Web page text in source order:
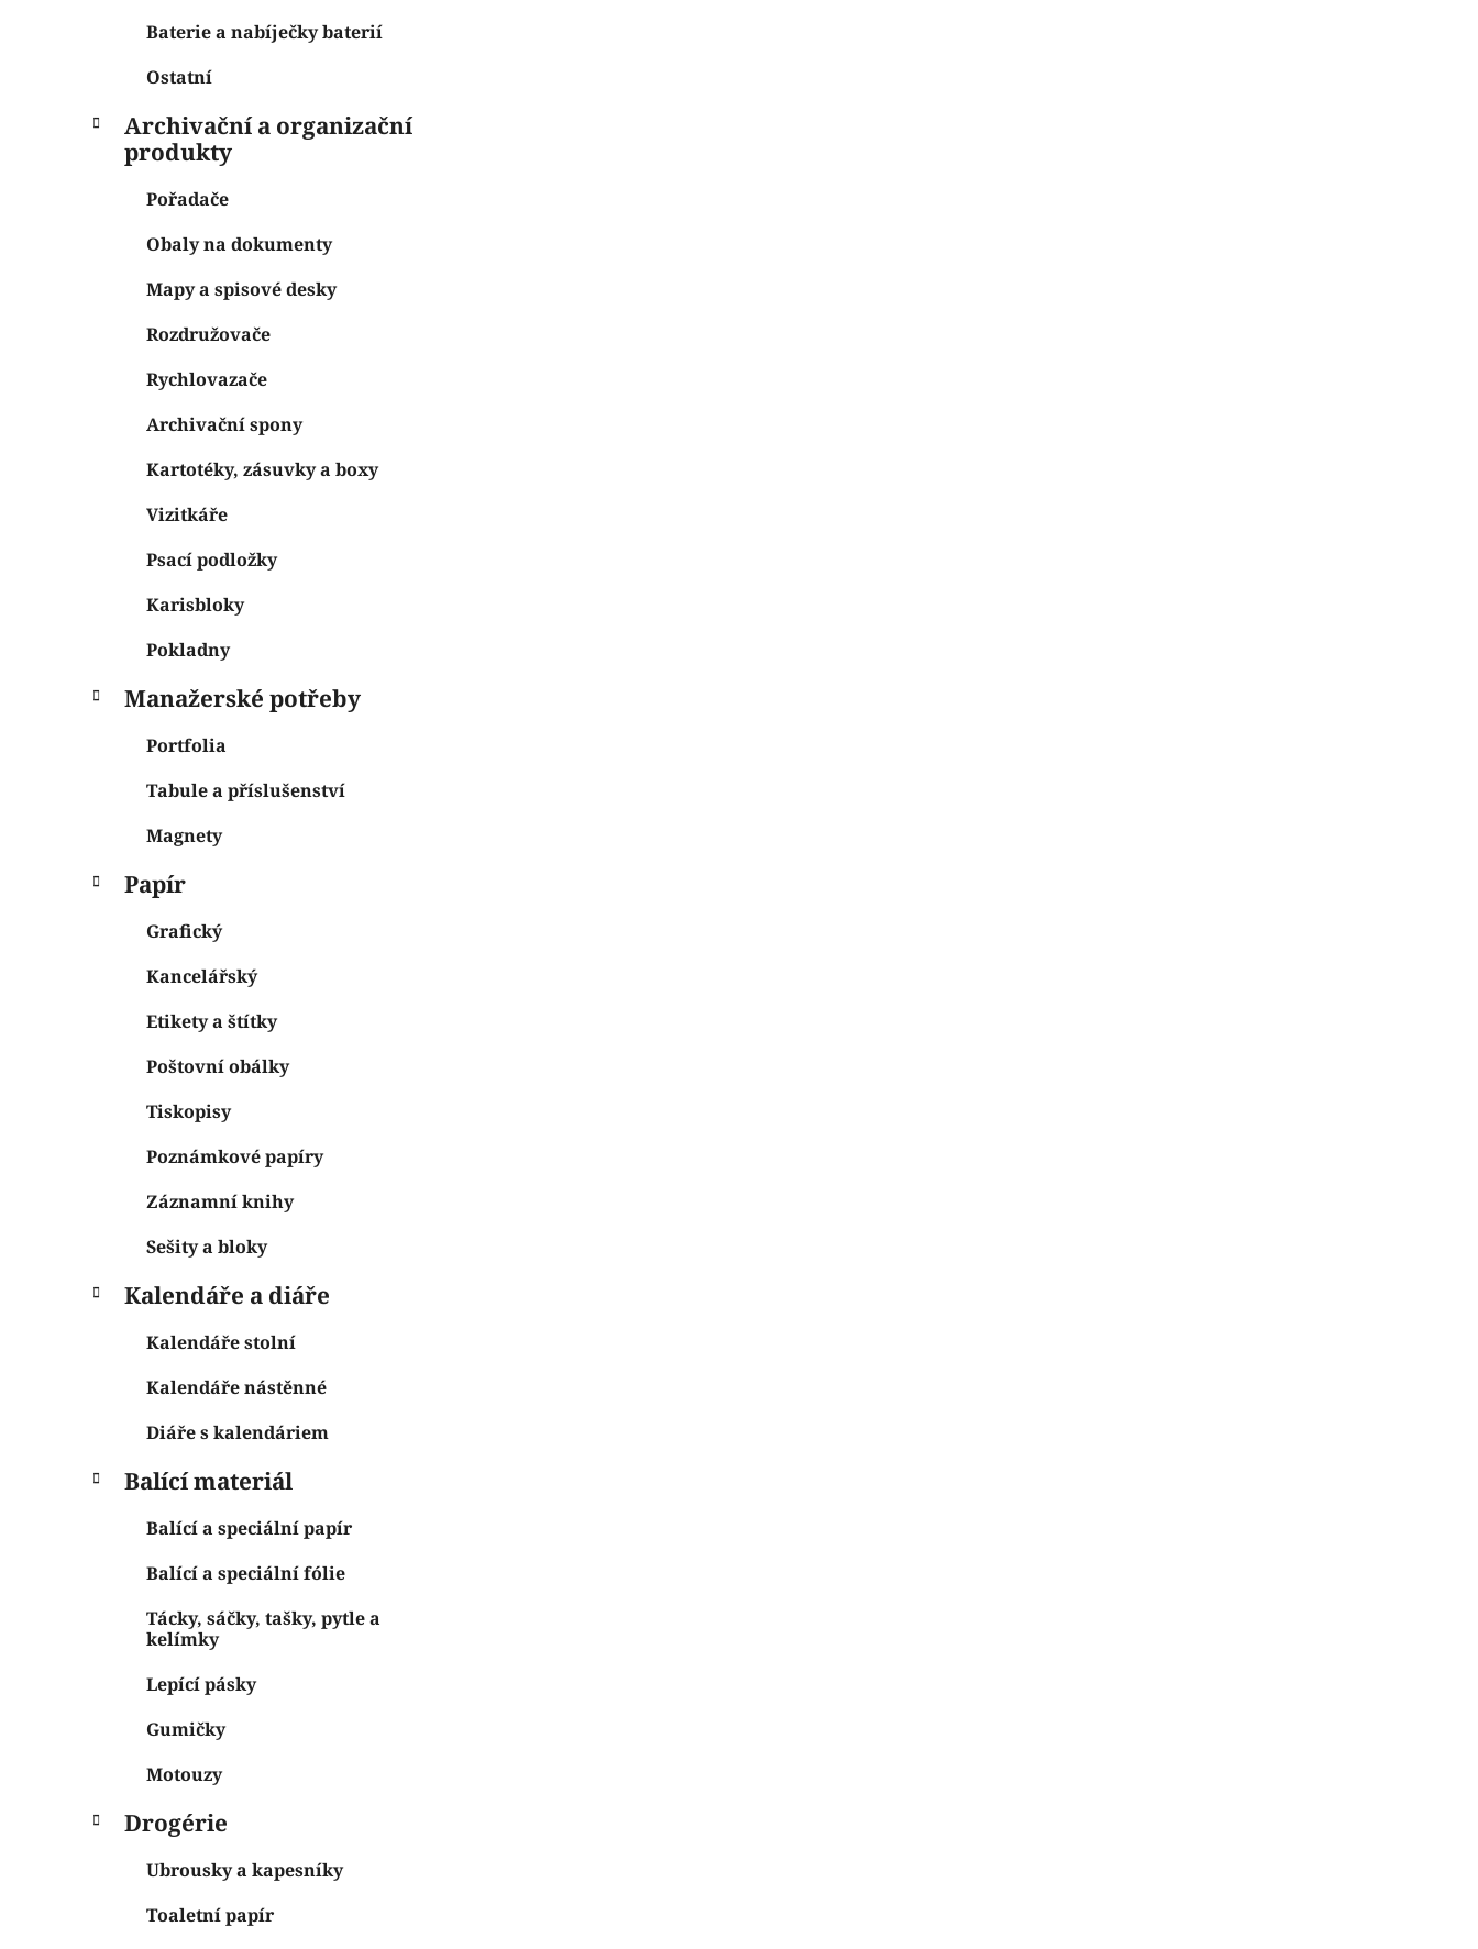
Baterie a nabíječky baterií
Ostatní
Archivační a organizační
produkty
Pořadače
Obaly na dokumenty
Mapy a spisové desky
Rozdružovače
Rychlovazače
Archivační spony
Kartotéky, zásuvky a boxy
Vizitkáře
Psací podložky
Karisbloky
Pokladny
Manažerské potřeby
Portfolia
Tabule a příslušenství
Magnety
Papír
Grafický
Kancelářský
Etikety a štítky
Poštovní obálky
Tiskopisy
Poznámkové papíry
Záznamní knihy
Sešity a bloky
Kalendáře a diáře
Kalendáře stolní
Kalendáře nástěnné
Diáře s kalendáriem
Balící materiál
Balící a speciální papír
Balící a speciální fólie
Tácky, sáčky, tašky, pytle a
kelímky
Lepící pásky
Gumičky
Motouzy
Drogérie
Ubrousky a kapesníky
Toaletní papír